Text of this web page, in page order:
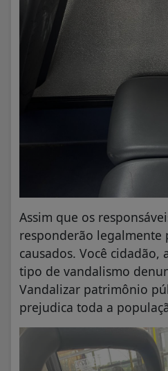
Assim que os
responderão legalmente
causados. Você
tipo de vandalismo
Vandalizar patrimônio
prejudica toda a